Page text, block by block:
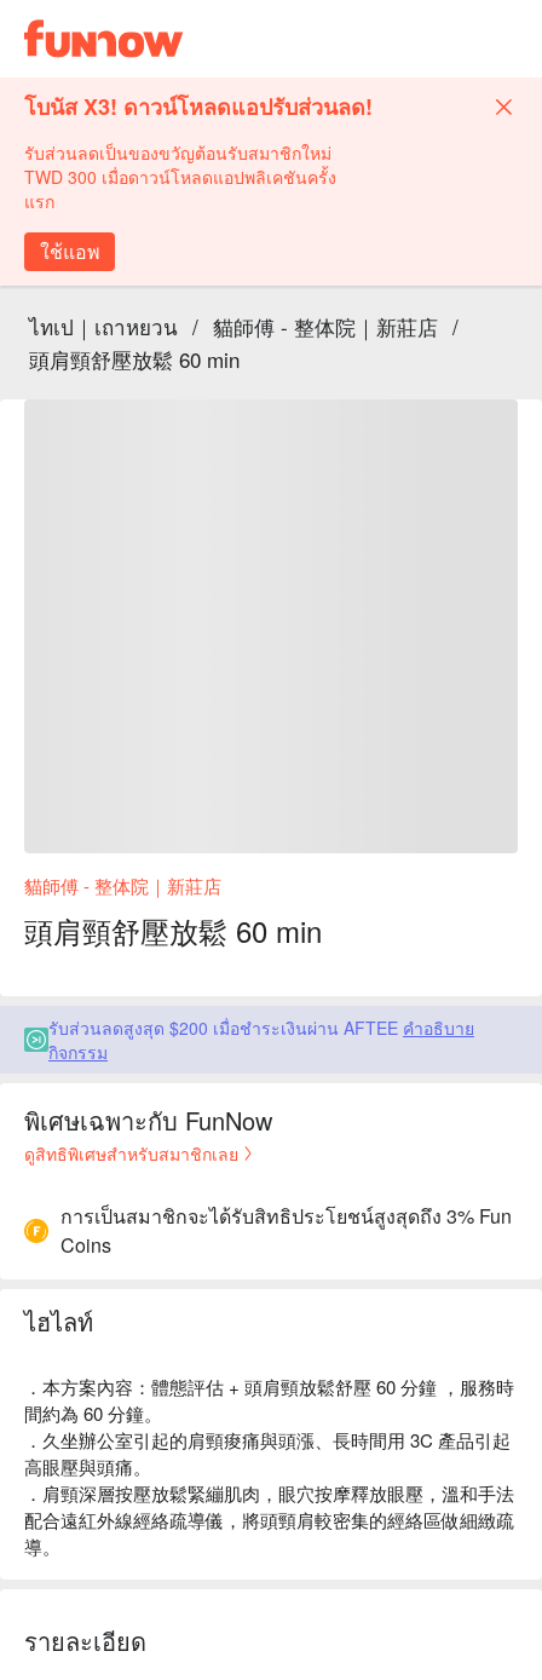
โบนัส X3! ดาวน์โหลดแอปรับส่วนลด!
รับส่วนลดเป็นของขวัญต้อนรับสมาชิกใหม่
TWD 300 เมื่อดาวน์โหลดแอปพลิเคชันครั้ง
แรก
ใช้แอพ
ไทเป｜เถาหยวน / 貓師傅 - 整体院｜新莊店 /
頭肩頸舒壓放鬆 60 min
貓師傅 - 整体院｜新莊店
頭肩頸舒壓放鬆 60 min
รับส่วนลดสูงสุด $200 เมื่อชำระเงินผ่าน AFTEE คำอธิบาย
กิจกรรม
พิเศษเฉพาะกับ FunNow
ดูสิทธิพิเศษสำหรับสมาชิกเลย
การเป็นสมาชิกจะได้รับสิทธิประโยชน์สูงสุดถึง 3% Fun
Coins
ไฮไลท์
．本方案內容：體態評估 + 頭肩頸放鬆舒壓 60 分鐘 ，服務時
間約為 60 分鐘。
．久坐辦公室引起的肩頸痠痛與頭漲、長時間用 3C 產品引起
高眼壓與頭痛。
．肩頸深層按壓放鬆緊繃肌肉，眼穴按摩釋放眼壓，溫和手法
配合遠紅外線經絡疏導儀，將頭頸肩較密集的經絡區做細緻疏
導。
รายละเอียด